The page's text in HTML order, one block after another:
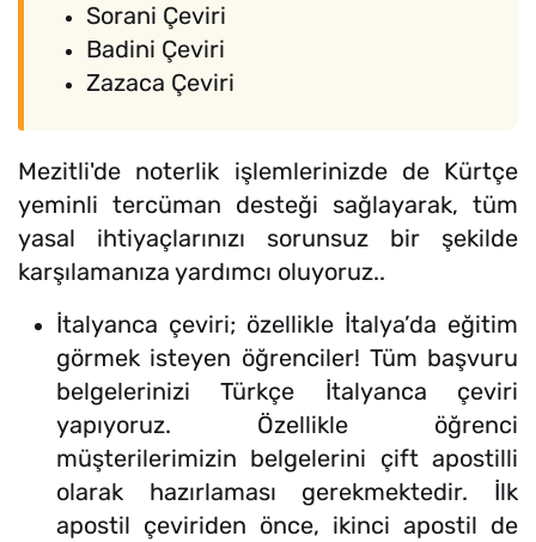
Sorani Çeviri
Badini Çeviri
Zazaca Çeviri
Mezitli'de noterlik işlemlerinizde de Kürtçe
yeminli tercüman desteği sağlayarak, tüm
yasal ihtiyaçlarınızı sorunsuz bir şekilde
karşılamanıza yardımcı oluyoruz..
İtalyanca çeviri; özellikle İtalya’da eğitim
görmek isteyen öğrenciler! Tüm başvuru
belgelerinizi Türkçe İtalyanca çeviri
yapıyoruz. Özellikle öğrenci
müşterilerimizin belgelerini çift apostilli
olarak hazırlaması gerekmektedir. İlk
apostil çeviriden önce, ikinci apostil de